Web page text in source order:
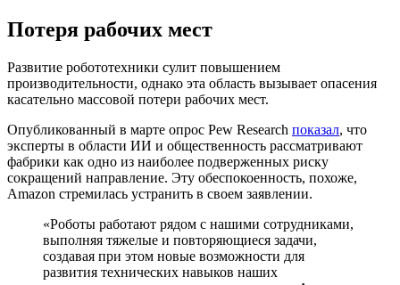
Потеря рабочих мест
Развитие робототехники сулит повышением
производительности, однако эта область вызывает опасения
касательно массовой потери рабочих мест.
Опубликованный в марте опрос Pew Research показал, что
эксперты в области ИИ и общественность рассматривают
фабрики как одно из наиболее подверженных риску
сокращений направление. Эту обеспокоенность, похоже,
Amazon стремилась устранить в своем заявлении.
«Роботы работают рядом с нашими сотрудниками,
выполняя тяжелые и повторяющиеся задачи,
создавая при этом новые возможности для
развития технических навыков наших